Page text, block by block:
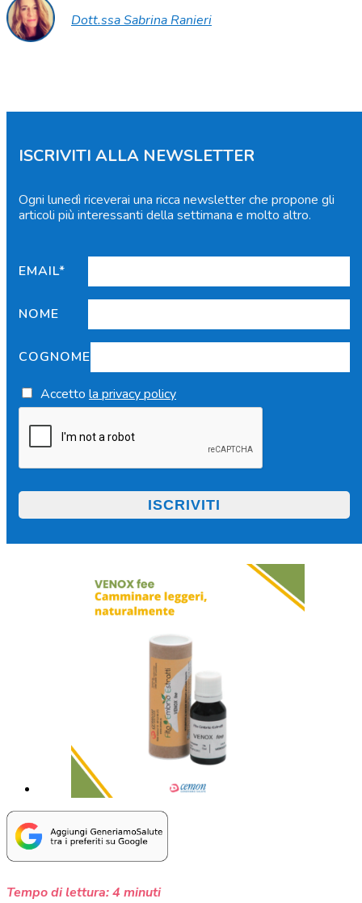
Dott.ssa Sabrina Ranieri
ISCRIVITI ALLA NEWSLETTER
Ogni lunedì riceverai una ricca newsletter che propone gli
articoli più interessanti della settimana e molto altro.
EMAIL*
NOME
COGNOME
Accetto la privacy policy
Tempo di lettura:4 minuti